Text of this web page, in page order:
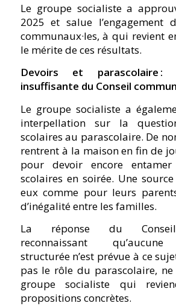
Le groupe socialiste a
2025 et salue l’engagement
communaux·les, à qui revient
le mérite de ces résultats.
Devoirs et parascolaire :
insuffisante du Conseil
Le groupe socialiste a
interpellation sur la
scolaires au parascolaire. De
rentrent à la maison en fin de
pour devoir encore
scolaires en soirée. Une
eux comme pour leurs
d’inégalité entre les familles.
La réponse du Conseil
reconnaissant
structurée n’est prévue à ce
pas le rôle du parascolaire,
groupe socialiste qui
propositions concrètes.